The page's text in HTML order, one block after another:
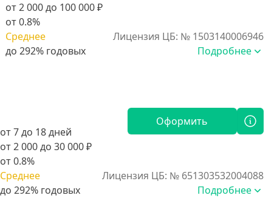
от 2 000 до 100 000 ₽
от 0.8%
Среднее
Лицензия ЦБ: № 1503140006946
Подробнее
от 7 до 18 дней
от 2 000 до 30 000 ₽
от 0.8%
Среднее
Оформить
Лицензия ЦБ: № 651303532004088
Подробнее